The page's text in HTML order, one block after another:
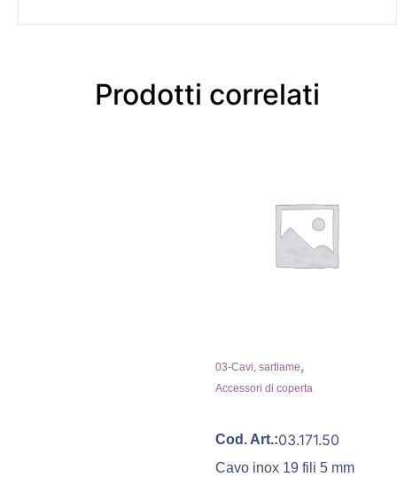
Prodotti correlati
03-Cavi, sartiame,
Accessori di coperta
Cod. Art.:03.171.50
Cavo inox 19 fili 5 mm